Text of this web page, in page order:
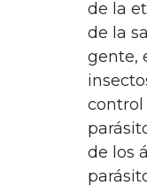
de la
de la
gente,
control
de los